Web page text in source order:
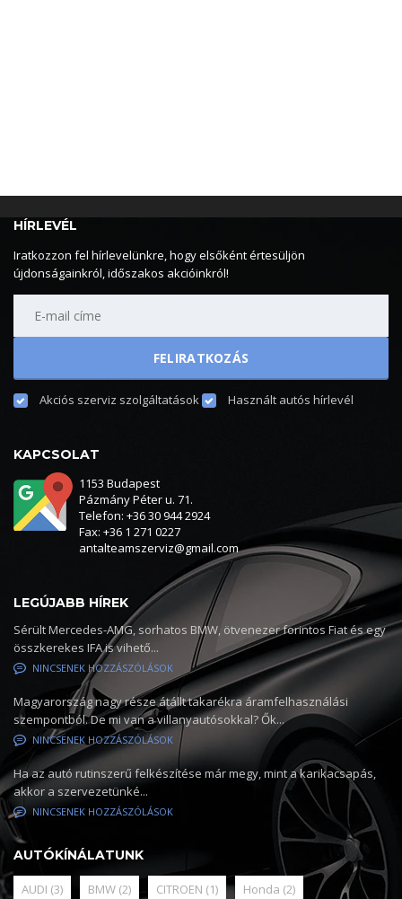
HÍRLEVÉL
Iratkozzon fel hírlevelünkre, hogy elsőként értesüljön
újdonságainkról, időszakos akcióinkról!
Akciós szerviz szolgáltatások Használt autós hírlevél
KAPCSOLAT
1153 Budapest
Pázmány Péter u. 71.
Telefon: +36 30 944 2924
Fax: +36 1 271 0227
antalteamszerviz@gmail.com
LEGÚJABB HÍREK
Sérült Mercedes-AMG, sorhatos BMW, ötvenezer forintos Fiat és egy
összkerekes IFA is vihető...
NINCSENEK HOZZÁSZÓLÁSOK
Magyarország nagy része átállt takarékra áramfelhasználási
szempontból. De mi van a villanyautósokkal? Ők...
NINCSENEK HOZZÁSZÓLÁSOK
Ha az autó rutinszerű felkészítése már megy, mint a karikacsapás,
akkor a szervezetünké...
NINCSENEK HOZZÁSZÓLÁSOK
AUTÓKÍNÁLATUNK
AUDI (3) BMW (2) CITROEN (1) Honda (2)